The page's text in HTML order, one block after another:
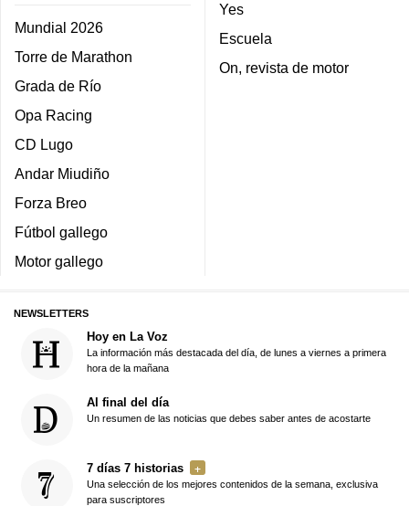
Mundial 2026
Torre de Marathon
Grada de Río
Opa Racing
CD Lugo
Andar Miudiño
Forza Breo
Fútbol gallego
Motor gallego
Yes
Escuela
On, revista de motor
NEWSLETTERS
Hoy en La Voz
La información más destacada del día, de lunes a viernes a primera
hora de la mañana
Al final del día
Un resumen de las noticias que debes saber antes de acostarte
7 días 7 historias
Una selección de los mejores contenidos de la semana, exclusiva
para suscriptores